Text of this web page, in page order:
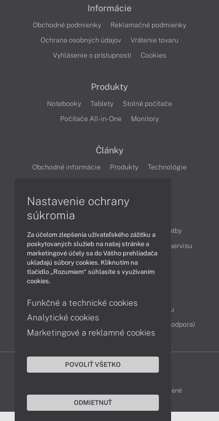
Informácie
Obchodné podmienky
Reklamačné podmienky
Ochrana osobných údajov
Vrátenie tovaru
Vyhlásenie o prístupnosti
Cookies
Produkty
Notebooky Tablety
Stolné počítače
Počítače All-in-One
Monitory
Články
Obchodné informácie Produkty
Technológie
Ako nakupovať
Možnosti doručenia a platby
Podpora a servis
Servisné služby Cenník servisu
Kontakty
Reklamácia tovaru
Diagnostiky online
TeamViewer (vzdialená podpora)
DELL-SHOP © 2011 - 2026 Všetky práva vyhradené
Nastavenie ochrany
súkromia
Za účelom zlepšenia užívateľského zážitku a
poskytovaných služieb na našej stránke a
marketingové účely sa do Vášho prehliadača
ukladajú súbory cookies. Kliknutím na
tlačidlo „Rozumiem“ súhlasíte s využívaním
cookies.
Funkčné a technické cookies
Analytické cookies
Marketingové a reklamné cookies
POVOLIŤ VŠETKO
ODMIETNUŤ